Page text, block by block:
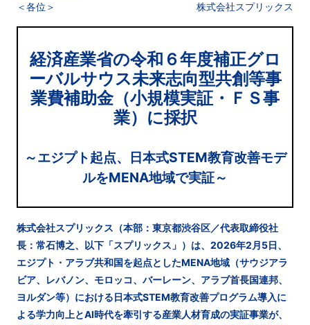
＜各位＞
株式会社スプリックス
経済産業省の令和６年度補正グロ
ーバルサウス未来志向型共創等事
業費補助⾦（小規模実証・ＦＳ事
業）に採択
～エジプト起点、日本式STEM教育改善モデ
ルをMENA地域で実証～
株式会社スプリックス（本部：東京都渋谷区／代表取締役社
長：常石博之、以下「スプリックス」）は、2026年2月5日、
エジプト・アラブ共和国を起点としたMENA地域（サウジアラ
ビア、レバノン、モロッコ、バーレーン、アラブ首長国連邦、
ヨルダン等）における日本式STEM教育改善プログラム導入に
よる学力向上とAI時代を牽引する産業人材育成の実証事業が、